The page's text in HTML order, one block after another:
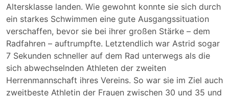
Altersklasse landen. Wie gewohnt konnte sie sich durch
ein starkes Schwimmen eine gute Ausgangssituation
verschaffen, bevor sie bei ihrer großen Stärke – dem
Radfahren – auftrumpfte. Letztendlich war Astrid sogar
7 Sekunden schneller auf dem Rad unterwegs als die
sich abwechselnden Athleten der zweiten
Herrenmannschaft ihres Vereins. So war sie im Ziel auch
zweitbeste Athletin der Frauen zwischen 30 und 35 und